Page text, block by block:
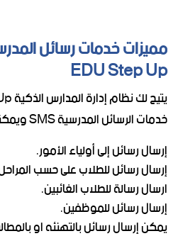
EDU Step Up
خدمات الرسائل المدرسية SMS ويمكنك من:-
إرسال رسائل إلى أولياء الأمور.
إرسال رسائل للطلاب على حسب
ارسال رسالة للطلاب الغائبين.
إرسال رسائل للموظفين.
يمكن إرسال رسائل بالتهنئه او